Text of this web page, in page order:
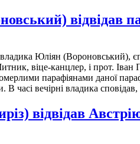
відвідав
Юліян (Вороновський),
віце-канцлер, і прот. Іван
парафіянами даної
В часі вечірні владика
відвідав